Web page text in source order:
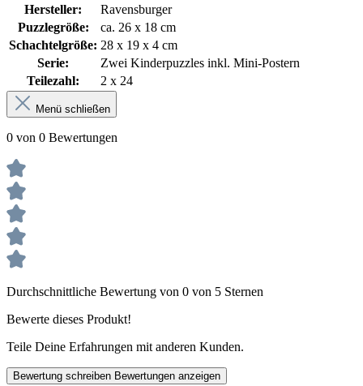
Hersteller:
Ravensburger
Puzzlegröße:
ca. 26 x 18 cm
Schachtelgröße: 28 x 19 x 4 cm
Serie:
Zwei Kinderpuzzles inkl. Mini-Postern
Teilezahl:
2 x 24
Menü schließen
0 von 0 Bewertungen
Durchschnittliche Bewertung von 0 von 5 Sternen
Bewerte dieses Produkt!
Teile Deine Erfahrungen mit anderen Kunden.
Bewertung schreiben Bewertungen anzeigen